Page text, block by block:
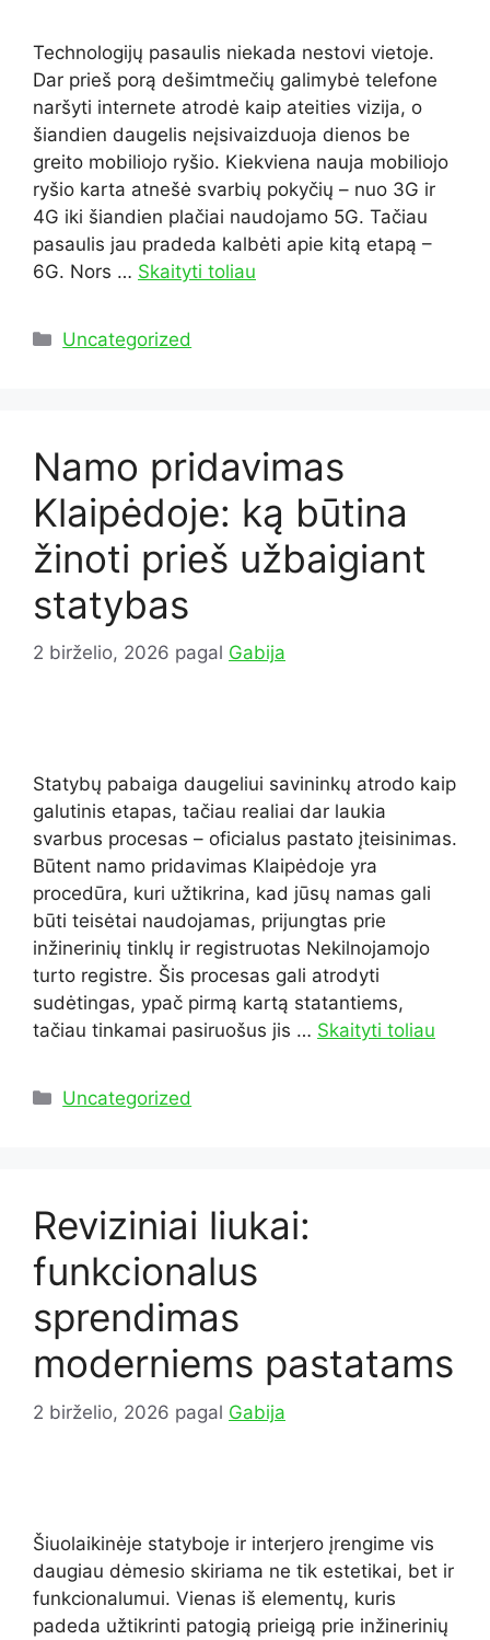
Technologijų pasaulis niekada nestovi vietoje.
Dar prieš porą dešimtmečių galimybė telefone
naršyti internete atrodė kaip ateities vizija, o
šiandien daugelis neįsivaizduoja dienos be
greito mobiliojo ryšio. Kiekviena nauja mobiliojo
ryšio karta atnešė svarbių pokyčių – nuo 3G ir
4G iki šiandien plačiai naudojamo 5G. Tačiau
pasaulis jau pradeda kalbėti apie kitą etapą –
6G. Nors … Skaityti toliau
Kategorijos
Uncategorized
Namo pridavimas
Klaipėdoje: ką būtina
žinoti prieš užbaigiant
statybas
2 birželio, 2026 pagal Gabija
Statybų pabaiga daugeliui savininkų atrodo kaip
galutinis etapas, tačiau realiai dar laukia
svarbus procesas – oficialus pastato įteisinimas.
Būtent namo pridavimas Klaipėdoje yra
procedūra, kuri užtikrina, kad jūsų namas gali
būti teisėtai naudojamas, prijungtas prie
inžinerinių tinklų ir registruotas Nekilnojamojo
turto registre. Šis procesas gali atrodyti
sudėtingas, ypač pirmą kartą statantiems,
tačiau tinkamai pasiruošus jis … Skaityti toliau
Kategorijos
Uncategorized
Reviziniai liukai:
funkcionalus
sprendimas
moderniems pastatams
2 birželio, 2026 pagal Gabija
Šiuolaikinėje statyboje ir interjero įrengime vis
daugiau dėmesio skiriama ne tik estetikai, bet ir
funkcionalumui. Vienas iš elementų, kuris
padeda užtikrinti patogią prieigą prie inžinerinių